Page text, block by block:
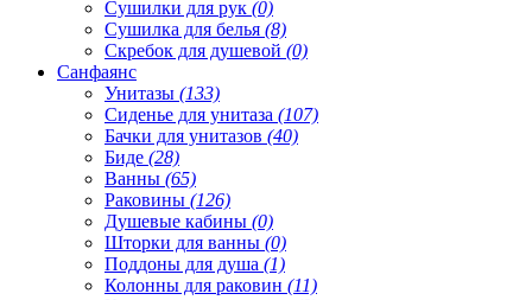
Сушилки для рук (0)
Сушилка для белья (8)
Скребок для душевой (0)
Санфаянс
Унитазы (133)
Сиденье для унитаза (107)
Бачки для унитазов (40)
Биде (28)
Ванны (65)
Раковины (126)
Душевые кабины (0)
Шторки для ванны (0)
Поддоны для душа (1)
Колонны для раковин (11)